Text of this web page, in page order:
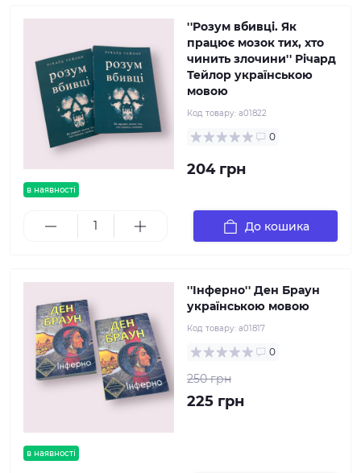
в наявності
''Розум вбивці. Як
працює мозок тих, хто
чинить злочини'' Річард
Тейлор українською
мовою
Код товару: a01822
0
204 грн
До кошика
в наявності
''Інферно'' Ден Браун
українською мовою
Код товару: a01817
0
250 грн
225 грн